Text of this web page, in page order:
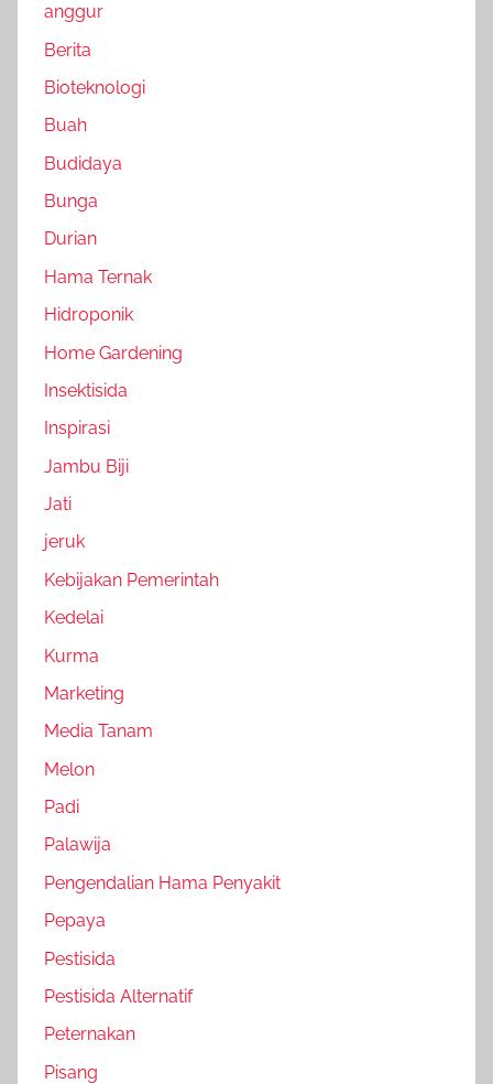
anggur
Berita
Bioteknologi
Buah
Budidaya
Bunga
Durian
Hama Ternak
Hidroponik
Home Gardening
Insektisida
Inspirasi
Jambu Biji
Jati
jeruk
Kebijakan Pemerintah
Kedelai
Kurma
Marketing
Media Tanam
Melon
Padi
Palawija
Pengendalian Hama Penyakit
Pepaya
Pestisida
Pestisida Alternatif
Peternakan
Pisang